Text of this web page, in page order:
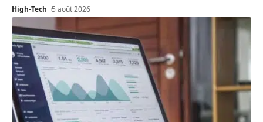
High-Tech 5 août 2026